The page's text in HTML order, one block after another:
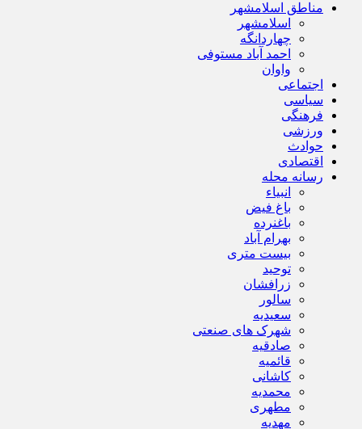
مناطق اسلامشهر
اسلامشهر
چهاردانگه
احمد آباد مستوفی
واوان
اجتماعی
سیاسی
فرهنگی
ورزشی
حوادث
اقتصادی
رسانه محله
انبیاء
باغ فیض
باغنرده
بهرام آباد
بیست متری
توحید
زرافشان
سالور
سعیدیه
شهرک های صنعتی
صادقیه
قائمیه
کاشانی
محمدیه
مطهری
مهدیه